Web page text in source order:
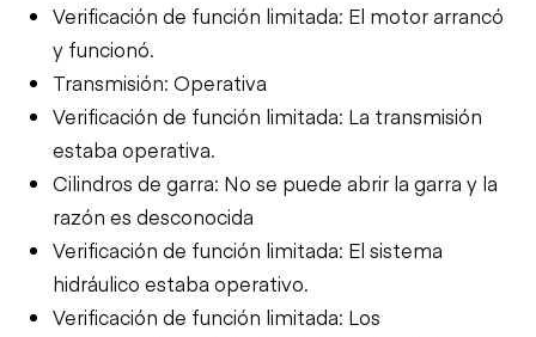
Verificación de función limitada: El motor arrancó
y funcionó.
Transmisión: Operativa
Verificación de función limitada: La transmisión
estaba operativa.
Cilindros de garra: No se puede abrir la garra y la
razón es desconocida
Verificación de función limitada: El sistema
hidráulico estaba operativo.
Verificación de función limitada: Los